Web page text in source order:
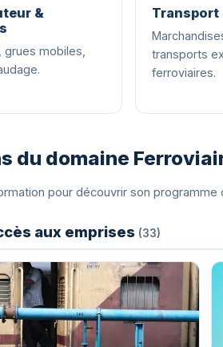
&
grues mobiles,
Transport
transports
ferroviaires.
du domaine
pour découvrir son programme
aux emprises (33)